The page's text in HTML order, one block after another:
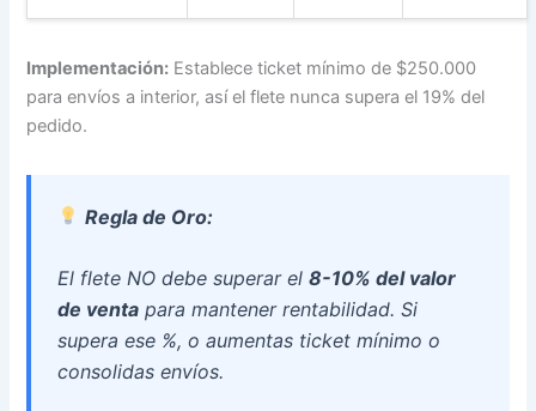
Implementación: Establece ticket mínimo de $250.000
para envíos a interior, así el flete nunca supera el 19% del
pedido.
Regla de Oro:
El flete NO debe superar el8-10% del valor
de venta para mantener rentabilidad. Si
supera ese %, o aumentas ticket mínimo o
consolidas envíos.